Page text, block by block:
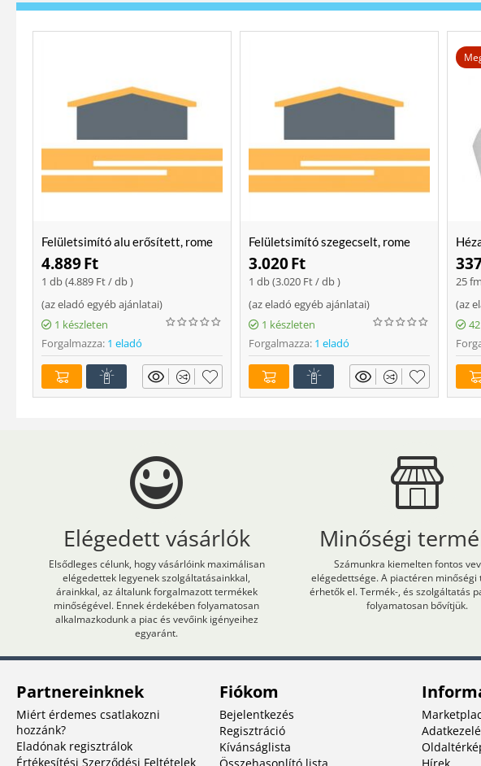
Felületsimító alu erősített, rome
400 mm Soft
4.889Ft
1 db (4.889 Ft/ db )
(az eladó egyéb ajánlatai)
1 készleten
Forgalmazza: 1 eladó
Felületsimító szegecselt, rome
400mm
3.020Ft
1 db (3.020 Ft/ db )
(az eladó egyéb ajánlatai)
1 készleten
Forgalmazza: 1 eladó
25
(az
Elégedett vásárlók
Elsődleges célunk, hogy vásárlóink maximálisan
elégedettek legyenek szolgáltatásainkkal,
árainkkal, az általunk forgalmazott termékek
minőségével. Ennek érdekében folyamatosan
alkalmazkodunk a piac és vevőink igényeihez
egyaránt.
Minőségi
Számunkra kiemelten fontos
elégedettsége. A piactéren minőségi
érhetők el. Termék-, és szolgáltatás
folyamatosan bővítjük.
Partnereinknek
Miért érdemes csatlakozni
hozzánk?
Eladónak regisztrálok
Értékesítési Szerződési Feltételek
Fiókom
Bejelentkezés
Regisztráció
Kívánságlista